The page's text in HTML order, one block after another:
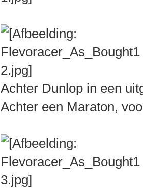
Achter Dunlop in een
Achter een Maraton,